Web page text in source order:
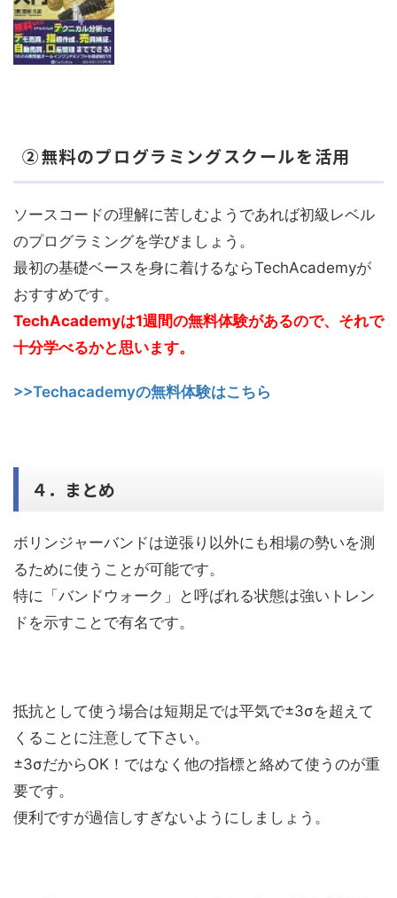
②無料のプログラミングスクールを活用
ソースコードの理解に苦しむようであれば初級レベル
のプログラミングを学びましょう。
最初の基礎ベースを身に着けるならTechAcademyが
おすすめです。
TechAcademyは1週間の無料体験があるので、それで
十分学べるかと思います。
>>Techacademyの無料体験はこちら
４．まとめ
ボリンジャーバンドは逆張り以外にも相場の勢いを測
るために使うことが可能です。
特に「バンドウォーク」と呼ばれる状態は強いトレン
ドを示すことで有名です。
抵抗として使う場合は短期足では平気で±3σを超えて
くることに注意して下さい。
±3σだからOK！ではなく他の指標と絡めて使うのが重
要です。
便利ですが過信しすぎないようにしましょう。